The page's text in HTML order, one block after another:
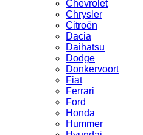
Chevrolet
Chrysler
Citroën
Dacia
Daihatsu
Dodge
Donkervoort
Fiat
Ferrari
Ford
Honda
Hummer